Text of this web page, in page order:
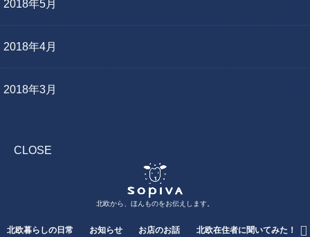
2018年5月
2018年4月
2018年3月
CLOSE
北欧から、ほんものをお伝えします。
北欧暮らしの日常 お知らせ お店のお話 北欧在住者に聞いてみた！